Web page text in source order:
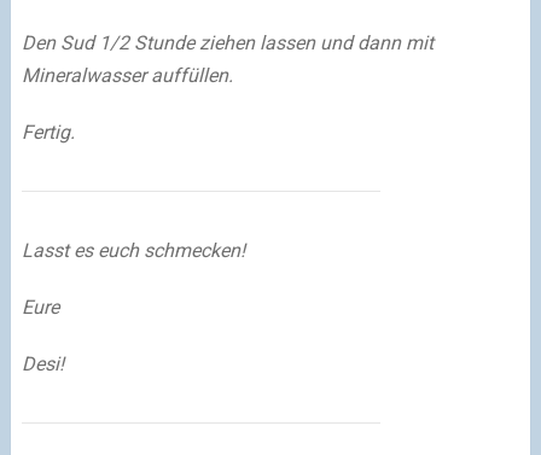
Den Sud 1/2 Stunde ziehen lassen und dann mit
Mineralwasser auffüllen.
Fertig.
Lasst es euch schmecken!
Eure
Desi!